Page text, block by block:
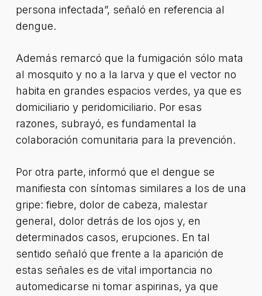
persona infectada”, señaló en referencia al
dengue.
Además remarcó que la fumigación sólo mata
al mosquito y no a la larva y que el vector no
habita en grandes espacios verdes, ya que es
domiciliario y peridomiciliario. Por esas
razones, subrayó, es fundamental la
colaboración comunitaria para la prevención.
Por otra parte, informó que el dengue se
manifiesta con síntomas similares a los de una
gripe: fiebre, dolor de cabeza, malestar
general, dolor detrás de los ojos y, en
determinados casos, erupciones. En tal
sentido señaló que frente a la aparición de
estas señales es de vital importancia no
automedicarse ni tomar aspirinas, ya que